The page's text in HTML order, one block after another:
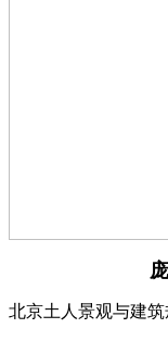
庞
北京土人景观与建